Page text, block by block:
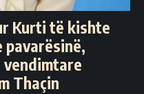
Kurti të kishte
pavarësinë,
Thaçin